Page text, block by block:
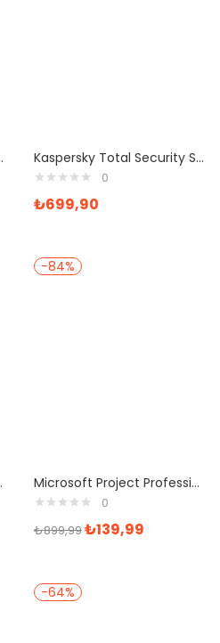
Yıl Lisans Kaspersky Total Security Satın Al
0
₺699,90
Lisans
-84%
Microsoft Project Professional 2016 Dijital İndirilebilir Lisans
0
₺899,99₺139,99
-64%